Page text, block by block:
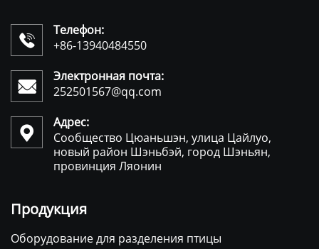

Телефон:
+86-13940484550

Электронная почта:
252501567@qq.com

Адрес:
Сообщество Цюаньшэн, улица Цайлуо,
новый район Шэньбэй, город Шэньян,
провинция Ляонин
Продукция
Оборудование для разделения птицы